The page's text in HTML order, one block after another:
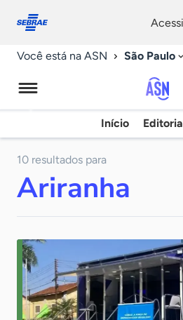
conosco
Você está na ASN São Paulo
Início
10 resultados para
Ariranha